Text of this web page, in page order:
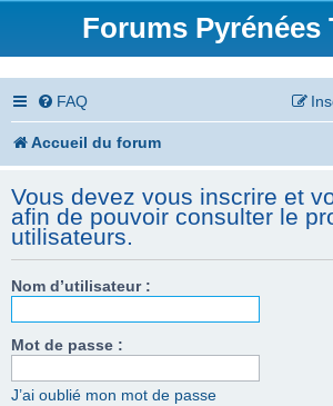
Forums Pyrénées
FAQ
Accueil du forum
Vous devez vous inscrire et
afin de pouvoir consulter le
utilisateurs.
Nom d’utilisateur :
Mot de passe :
J’ai oublié mon mot de passe